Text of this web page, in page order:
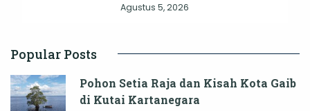
Agustus 5, 2026
Popular Posts
Pohon Setia Raja dan Kisah Kota Gaib
di Kutai Kartanegara